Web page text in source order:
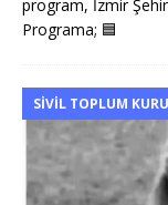
program, İzmir Şehir
Programa; 🟦
SIVIL TOPLUM